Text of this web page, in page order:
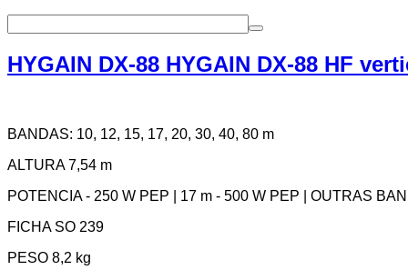
HYGAIN DX-88 HYGAIN DX-88 HF
BANDAS: 10, 12, 15, 17, 20, 30, 40, 80 m
ALTURA 7,54 m
POTENCIA - 250 W PEP | 17 m - 500 W PEP | OUTRAS
FICHA SO 239
PESO 8,2 kg